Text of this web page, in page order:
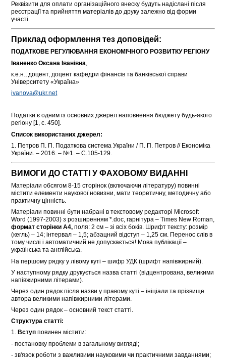
Реквізити для оплати організаційного внеску будуть надіслані після
реєстрації та прийняття матеріалів до друку залежно від форми
участі.
Приклад оформлення тез доповідей:
ПОДАТКОВЕ РЕГУЛЮВАННЯ ЕКОНОМІЧНОГО РОЗВИТКУ РЕГІОНУ
Іваненко Оксана Іванівна
к.е.н., доцент, доцент кафедри фінансів та банківської справи
Університету «Україна»
ivanova@ukr.net
Податки є одним із основних джерел наповнення бюджету будь-якого
регіону [1, с. 450].
Список використаних джерел:
1. Петров П. П. Податкова система України / П. П. Петров // Економіка
України. – 2016. – №1. – С.105-129.
ВИМОГИ ДО СТАТТІ У ФАХОВОМУ ВИДАННІ
Матеріали обсягом 8-15 сторінок (включаючи літературу) повинні
містити елементи наукової новизни, мати теоретичну, методичну або
практичну цінність.
Матеріали повинні бути набрані в текстовому редакторі Microsoft
Word (1997-2003) з розширенням *.doc, гарнітура – Times New Roman,
формат сторінки А4, поля: 2 см – зі всіх боків. Шрифт тексту: розмір
(кегль) – 14; інтервал – 1,5; абзацний відступ – 1,25 см. Перенос слів в
тому числі і автоматичний не допускається! Мова публікації –
українська та англійська.
На першому рядку у лівому куті – шифр УДК (шрифт напівжирний).
У наступному рядку друкується назва статті (відцентрована, великими
напівжирними літерами).
Через один рядок після назви у правому куті – ініціали та прізвище
автора великими напівжирними літерами.
Через один рядок – основний текст статті.
Структура статті:
1. Вступ повинен містити:
- постановку проблеми в загальному вигляді;
- зв'язок роботи з важливими науковими чи практичними завданнями;